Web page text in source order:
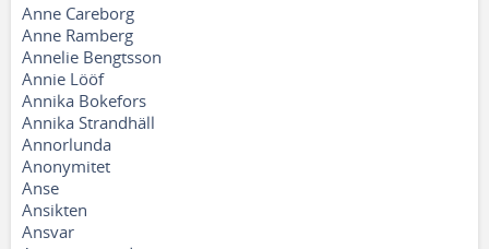
Anne Careborg
Anne Ramberg
Annelie Bengtsson
Annie Lööf
Annika Bokefors
Annika Strandhäll
Annorlunda
Anonymitet
Anse
Ansikten
Ansvar